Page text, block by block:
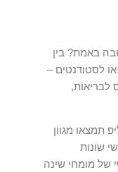
באמת? בין
לסטודנטים –
לבריאות,
תמצאו מגוון
שונות
של מומחי שינה